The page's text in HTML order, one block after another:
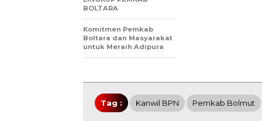
BOLTARA
Komitmen Pemkab
Boltara dan Masyarakat
untuk Meraih Adipura
Tag : Kanwil BPN Pemkab Bolmut